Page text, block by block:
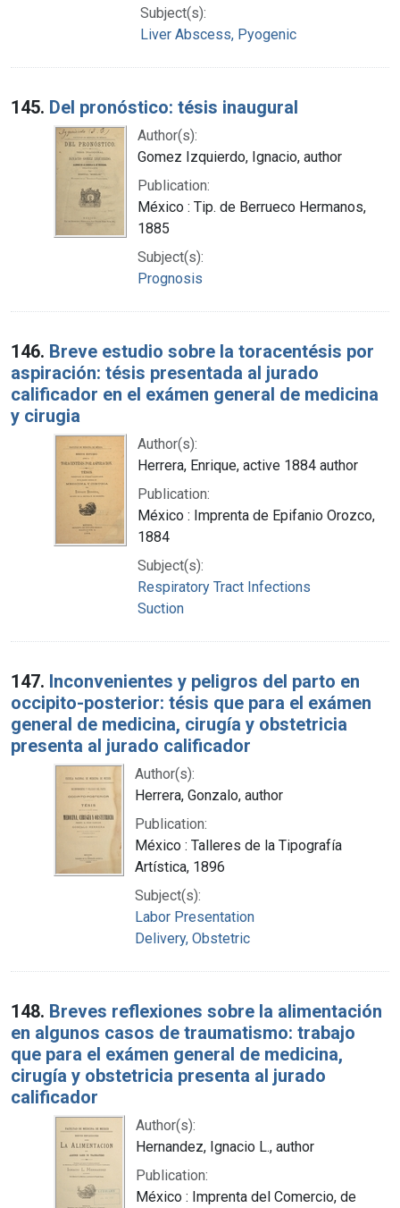
Subject(s):
Liver Abscess, Pyogenic
145. Del pronóstico: tésis inaugural
Author(s):
Gomez Izquierdo, Ignacio, author
Publication:
México : Tip. de Berrueco Hermanos,
1885
Subject(s):
Prognosis
146. Breve estudio sobre la toracentésis por
aspiración: tésis presentada al jurado
calificador en el exámen general de medicina
y cirugia
Author(s):
Herrera, Enrique, active 1884 author
Publication:
México : Imprenta de Epifanio Orozco,
1884
Subject(s):
Respiratory Tract Infections
Suction
147. Inconvenientes y peligros del parto en
occipito-posterior: tésis que para el exámen
general de medicina, cirugía y obstetricia
presenta al jurado calificador
Author(s):
Herrera, Gonzalo, author
Publication:
México : Talleres de la Tipografía
Artística, 1896
Subject(s):
Labor Presentation
Delivery, Obstetric
148. Breves reflexiones sobre la alimentación
en algunos casos de traumatismo: trabajo
que para el exámen general de medicina,
cirugía y obstetricia presenta al jurado
calificador
Author(s):
Hernandez, Ignacio L., author
Publication:
México : Imprenta del Comercio, de